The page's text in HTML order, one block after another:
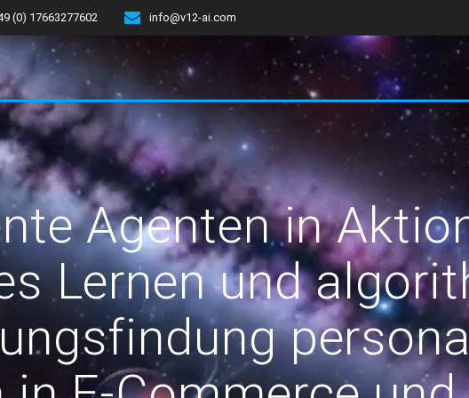
(0) 17663277602 info@v12-ai.com
Agenten in
Lernen und